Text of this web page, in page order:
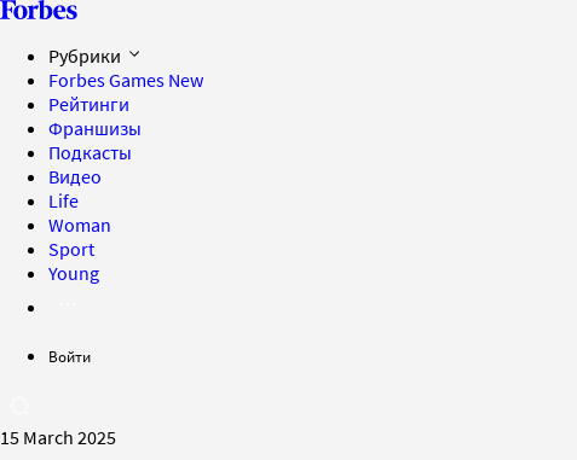
Рубрики
Forbes Games New
Рейтинги
Франшизы
Подкасты
Видео
Life
Woman
Sport
Young
Войти
15 March 2025